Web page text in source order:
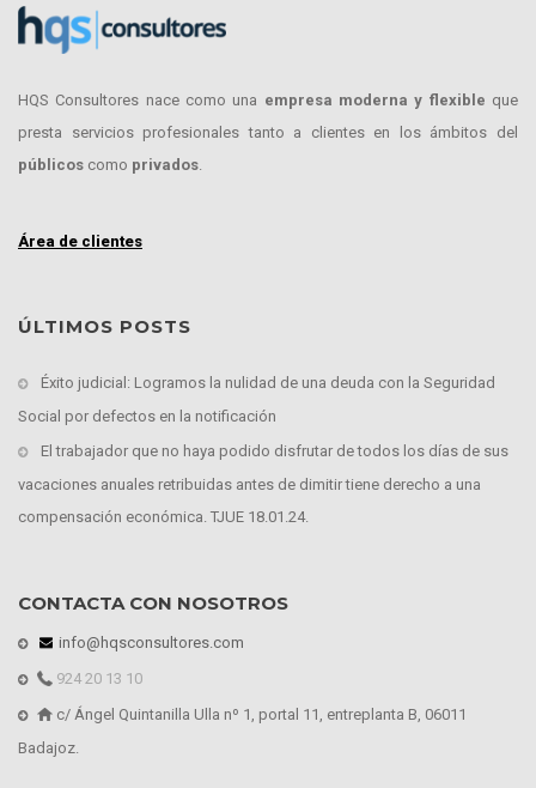
HQS Consultores nace como una empresa moderna y flexible que
presta servicios profesionales tanto a clientes en los ámbitos del
públicos como privados.
Área de clientes
ÚLTIMOS POSTS
Éxito judicial: Logramos la nulidad de una deuda con la Seguridad
Social por defectos en la notificación
El trabajador que no haya podido disfrutar de todos los días de sus
vacaciones anuales retribuidas antes de dimitir tiene derecho a una
compensación económica. TJUE 18.01.24.
CONTACTA CON NOSOTROS
info@hqsconsultores.com
924 20 13 10
c/ Ángel Quintanilla Ulla nº 1, portal 11, entreplanta B, 06011
Badajoz.